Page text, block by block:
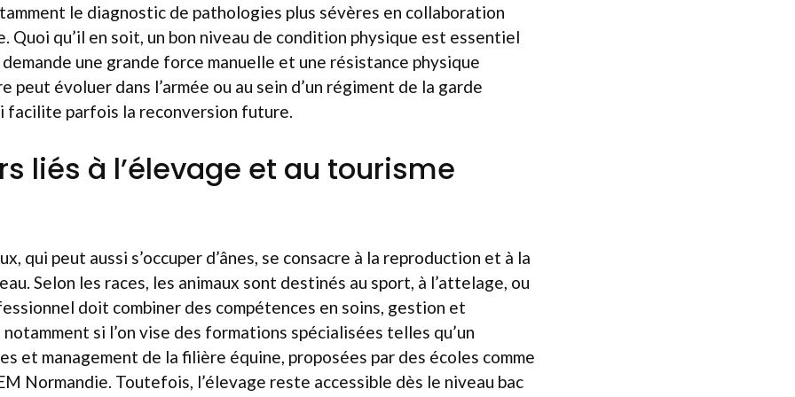
le diagnostic de pathologies plus sévères en collaboration
Quoi qu’il en soit, un bon niveau de condition physique est essentiel
une grande force manuelle et une résistance physique
peut évoluer dans l’armée ou au sein d’un régiment de la garde
facilite parfois la reconversion future.
liés à l’élevage et au tourisme
qui peut aussi s’occuper d’ânes, se consacre à la reproduction et à la
Selon les races, les animaux sont destinés au sport, à l’attelage, ou
doit combiner des compétences en soins, gestion et
si l’on vise des formations spécialisées telles qu’un
et management de la filière équine, proposées par des écoles comme
Normandie. Toutefois, l’élevage reste accessible dès le niveau bac